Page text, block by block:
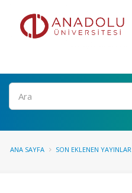
Ara
ANA SAYFA SON EKLENEN YAYINLAR